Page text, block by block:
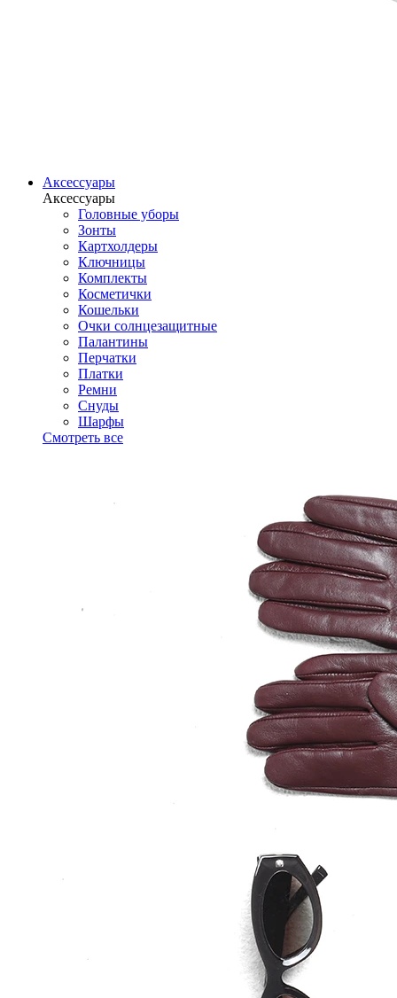
Аксессуары
Аксессуары
Головные уборы
Зонты
Картхолдеры
Ключницы
Комплекты
Косметички
Кошельки
Очки солнцезащитные
Палантины
Перчатки
Платки
Ремни
Снуды
Шарфы
Смотреть все